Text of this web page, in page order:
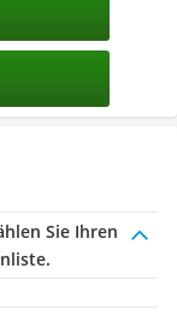
Sie Ihren